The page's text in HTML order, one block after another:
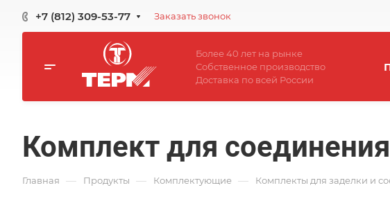
+7 (812) 309-53-77 Заказать звонок
Более 40 лет на рынке
Собственное производство
Доставка по всей России
Комплект для
Главная — Продукты — Комплектующие — Комплекты для заделки и